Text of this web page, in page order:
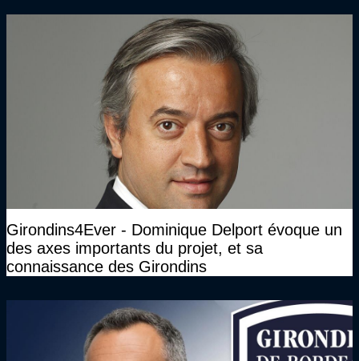
Girondins4Ever - Dominique Delport évoque un
des axes importants du projet, et sa
connaissance des Girondins